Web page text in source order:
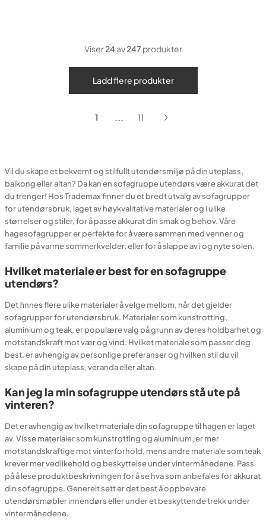
Viser24av247produkter
Ladd flere produkter
1 ... 11
Vil du skape et bekvemt og stilfullt utendørsmiljø på din uteplass,
balkong eller altan? Da kan en sofagruppe utendørs være akkurat det
du trenger! Hos Trademax finner du et bredt utvalg av sofagrupper
for utendørsbruk, laget av høykvalitative materialer og i ulike
størrelser og stiler, for å passe akkurat din smak og behov. Våre
hagesofagrupper er perfekte for å være sammen med venner og
familie på varme sommerkvelder, eller for å slappe av i og nyte solen.
Hvilket materiale er best for en sofagruppe
utendørs?
Det finnes flere ulike materialer å velge mellom, når det gjelder
sofagrupper for utendørsbruk. Materialer som kunstrotting,
aluminium og teak, er populære valg på grunn av deres holdbarhet og
motstandskraft mot vær og vind. Hvilket materiale som passer deg
best, er avhengig av personlige preferanser og hvilken stil du vil
skape på din uteplass, veranda eller altan.
Kan jeg la min sofagruppe utendørs stå ute på
vinteren?
Det er avhengig av hvilket materiale din sofagruppe til hagen er laget
av. Visse materialer som kunstrotting og aluminium, er mer
motstandskraftige mot vinterforhold, mens andre materiale som teak
krever mer vedlikehold og beskyttelse under vintermånedene. Pass
på å lese produktbeskrivningen for å se hva som anbefales for akkurat
din sofagruppe. Generelt sett er det best å oppbevare
utendørsmøbler innendørs eller under et beskyttende trekk under
vintermånedene.